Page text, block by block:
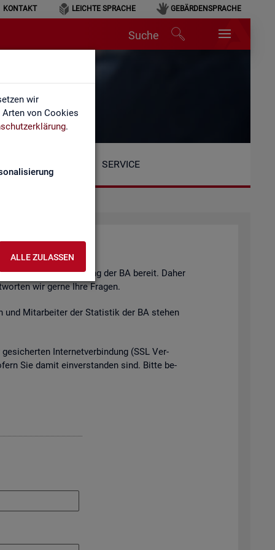
wir
von Cookies
.
ALLE ZULASSEN
KONTAKT LEICHTE SPRACHE GEBÄRDENSPRACHE
Suche
SERVICE
der BA be­reit. Daher
wir gerne Ihre Fra­gen.
und Mit­ar­bei­ter der Sta­tis­tik der BA ste­hen
In­ter­net­ver­bin­dung (SSL Ver­
Sie damit ein­ver­stan­den sind. Bitte be­